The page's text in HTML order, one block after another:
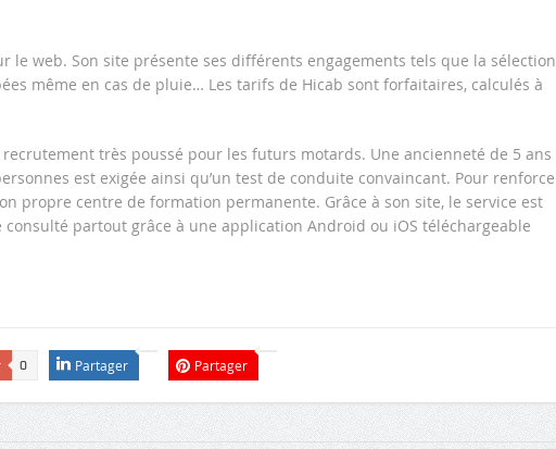
le web. Son site présente ses différents engagements tels que la
même en cas de pluie… Les tarifs de Hicab sont forfaitaires, calculés à
très poussé pour les futurs motards. Une ancienneté de 5 ans
est exigée ainsi qu’un test de conduite convaincant. Pour
propre centre de formation permanente. Grâce à son site, le service est
partout grâce à une application Android ou iOS téléchargeable
0 Partager Partager